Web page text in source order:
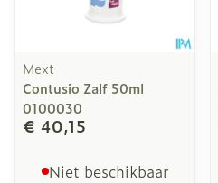
Mext
Contusio Zalf 50ml
0100030
€ 40,15
Niet beschikbaar